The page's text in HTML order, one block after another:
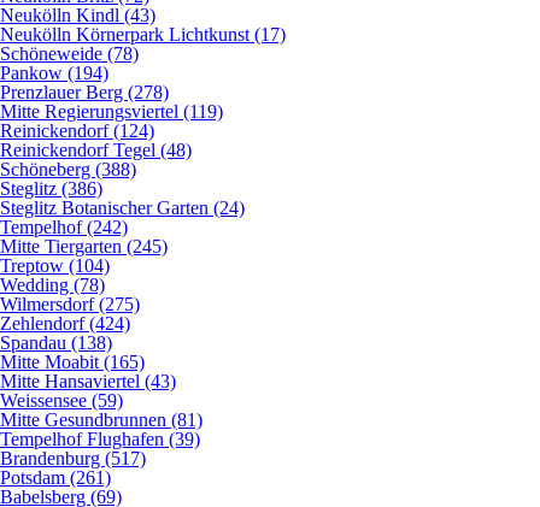
Neukölln Kindl (43)
Neukölln Körnerpark Lichtkunst (17)
Schöneweide (78)
Pankow (194)
Prenzlauer Berg (278)
Mitte Regierungsviertel (119)
Reinickendorf (124)
Reinickendorf Tegel (48)
Schöneberg (388)
Steglitz (386)
Steglitz Botanischer Garten (24)
Tempelhof (242)
Mitte Tiergarten (245)
Treptow (104)
Wedding (78)
Wilmersdorf (275)
Zehlendorf (424)
Spandau (138)
Mitte Moabit (165)
Mitte Hansaviertel (43)
Weissensee (59)
Mitte Gesundbrunnen (81)
Tempelhof Flughafen (39)
Brandenburg (517)
Potsdam (261)
Babelsberg (69)